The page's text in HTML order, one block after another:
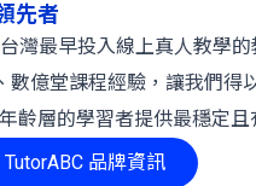
先者
灣最早投入線上真人教學
數億堂課程經驗，讓我們得
齡層的學習者提供最穩定且
品牌資訊